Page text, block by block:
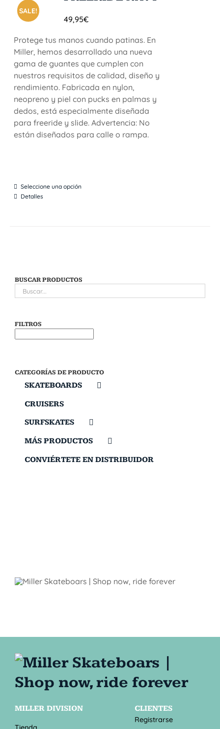
SALE!
49,95€
Protege tus manos cuando patinas. En
Miller, hemos desarrollado una nueva
gama de guantes que cumplen con
nuestros requisitos de calidad, diseño y
rendimiento. Fabricada en nylon,
neopreno y piel con pucks en palmas y
dedos, está especialmente diseñada
para freeride y slide. Advertencia: No
están diseñados para calle o rampa.
Seleccione una opción
Detalles
BUSCAR PRODUCTOS
FILTROS
CATEGORÍAS DE PRODUCTO
SKATEBOARDS
CRUISERS
SURFSKATES
MÁS PRODUCTOS
CONVIÉRTETE EN DISTRIBUIDOR
MILLER DIVISION
Tienda
CLIENTES
Registrarse